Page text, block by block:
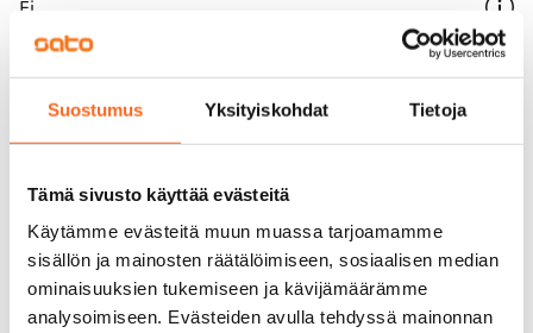
Suostumus Yksityiskohdat Tietoja
Tämä sivusto käyttää evästeitä
Käytämme evästeitä muun muassa tarjoamamme
sisällön ja mainosten räätälöimiseen, sosiaalisen median
ominaisuuksien tukemiseen ja kävijämäärämme
analysoimiseen. Evästeiden avulla tehdyssä mainonnan
Ei
Vuokra
Vuokravakuus
0 €, (yrityksille min. 1 kk vuokra)
Kotivakuutus
Pakollinen, ei sisälly vuokraan
Vesimaksu
27 €/hlö/kk